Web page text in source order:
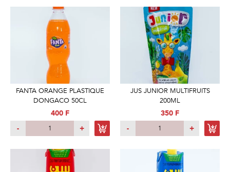
FANTA ORANGE PLASTIQUE
DONGACO 50CL
400 F
-
+
JUS JUNIOR MULTIFRUITS
200ML
350 F
-
+